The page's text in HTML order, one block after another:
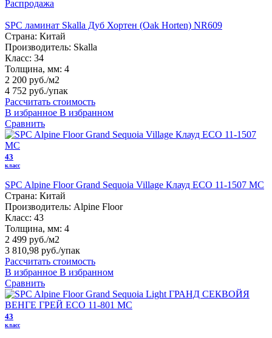
Распродажа
SPC ламинат Skalla Дуб Хортен (Oak Horten) NR609
Страна: Китай
Производитель: Skalla
Класс: 34
Толщина, мм: 4
2 200 руб./м2
4 752 руб./упак
Рассчитать стоимость
В избранное В избранном
Сравнить
43
класс
SPC Alpine Floor Grand Sequoia Village Клауд ECO 11-1507 MC
Страна: Китай
Производитель: Alpine Floor
Класс: 43
Толщина, мм: 4
2 499 руб./м2
3 810,98 руб./упак
Рассчитать стоимость
В избранное В избранном
Сравнить
43
класс